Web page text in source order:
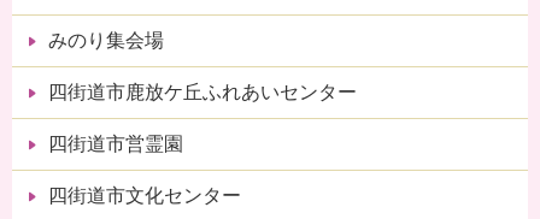
みのり集会場
四街道市鹿放ケ丘ふれあいセンター
四街道市営霊園
四街道市文化センター